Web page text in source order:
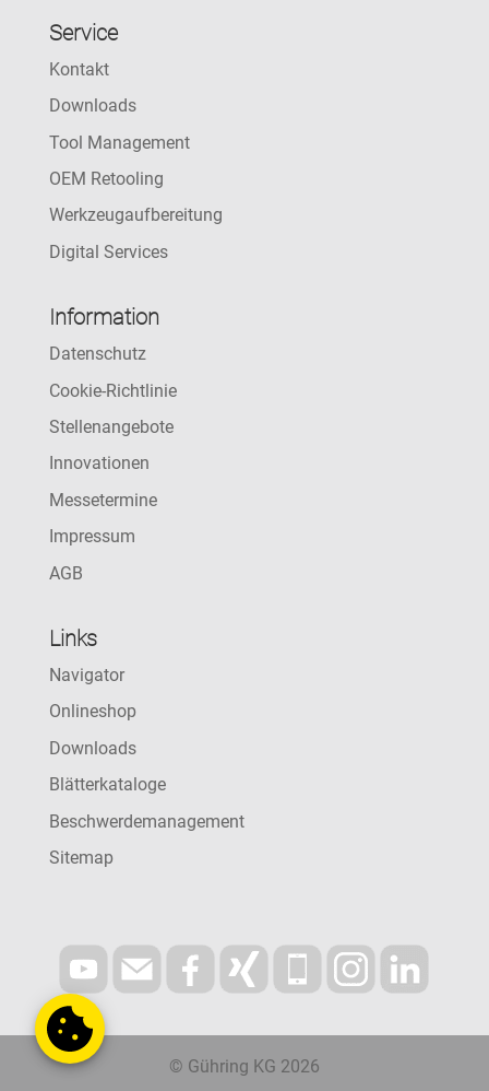
Service
Kontakt
Downloads
Tool Management
OEM Retooling
Werkzeugaufbereitung
Digital Services
Information
Datenschutz
Cookie-Richtlinie
Stellenangebote
Innovationen
Messetermine
Impressum
AGB
Links
Navigator
Onlineshop
Downloads
Blätterkataloge
Beschwerdemanagement
Sitemap
© Gühring KG 2026